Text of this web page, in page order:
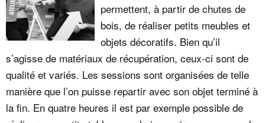
permettent, à partir de chutes de
bois, de réaliser petits meubles et
objets décoratifs. Bien qu’il
s’agisse de matériaux de récupération, ceux-ci sont de
qualité et variés. Les sessions sont organisées de telle
manière que l’on puisse repartir avec son objet terminé à
la fin. En quatre heures il est par exemple possible de